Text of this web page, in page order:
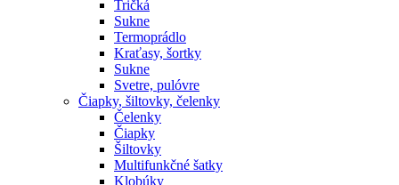
Tričká
Sukne
Termoprádlo
Kraťasy, šortky
Sukne
Svetre, pulóvre
Čiapky, šiltovky, čelenky
Čelenky
Čiapky
Šiltovky
Multifunkčné šatky
Klobúky